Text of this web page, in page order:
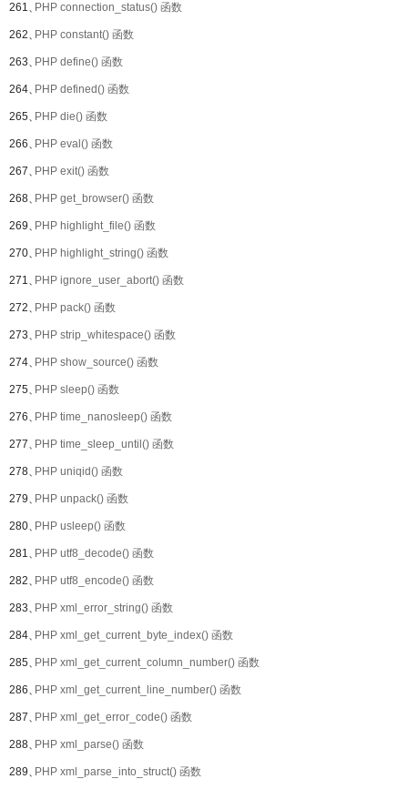
261、PHP connection_status() 函数
262、PHP constant() 函数
263、PHP define() 函数
264、PHP defined() 函数
265、PHP die() 函数
266、PHP eval() 函数
267、PHP exit() 函数
268、PHP get_browser() 函数
269、PHP highlight_file() 函数
270、PHP highlight_string() 函数
271、PHP ignore_user_abort() 函数
272、PHP pack() 函数
273、PHP strip_whitespace() 函数
274、PHP show_source() 函数
275、PHP sleep() 函数
276、PHP time_nanosleep() 函数
277、PHP time_sleep_until() 函数
278、PHP uniqid() 函数
279、PHP unpack() 函数
280、PHP usleep() 函数
281、PHP utf8_decode() 函数
282、PHP utf8_encode() 函数
283、PHP xml_error_string() 函数
284、PHP xml_get_current_byte_index() 函数
285、PHP xml_get_current_column_number() 函数
286、PHP xml_get_current_line_number() 函数
287、PHP xml_get_error_code() 函数
288、PHP xml_parse() 函数
289、PHP xml_parse_into_struct() 函数